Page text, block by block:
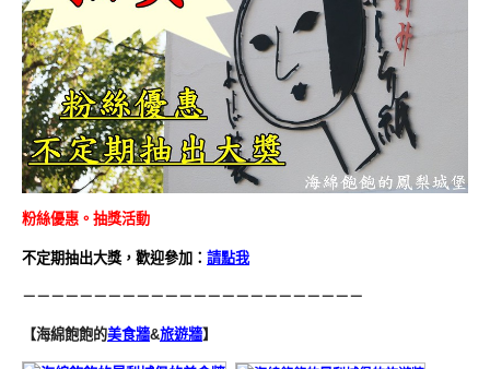
粉絲優惠。抽獎活動
不定期抽出大獎，歡迎參加： 請點我
－－－－－－－－－－－－－－－－－－－－－－－－
【海綿飽飽的美食牆&旅遊牆】